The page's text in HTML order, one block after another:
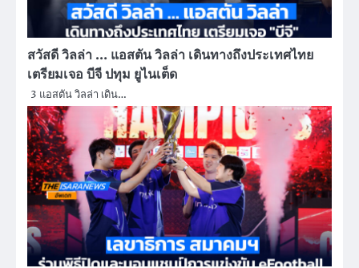
สวัสดี วิลล่า … แอสตัน วิลล่า เดินทางถึงประเทศไทย
เตรียมเจอ บีจี ปทุม ยูไนเต็ด
3 แอสตัน วิลล่า เดิน…